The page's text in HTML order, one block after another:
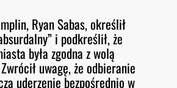
Ryan Sabas, określił
i podkreślił, że
była zgodna z wolą
uwagę, że odbieranie
uderzenie bezpośrednio w